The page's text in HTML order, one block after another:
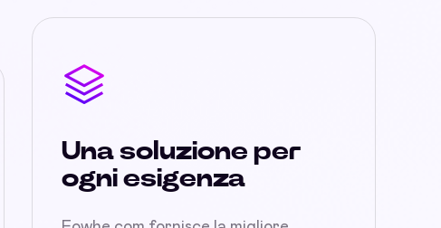
Una soluzione per
ogni esigenza